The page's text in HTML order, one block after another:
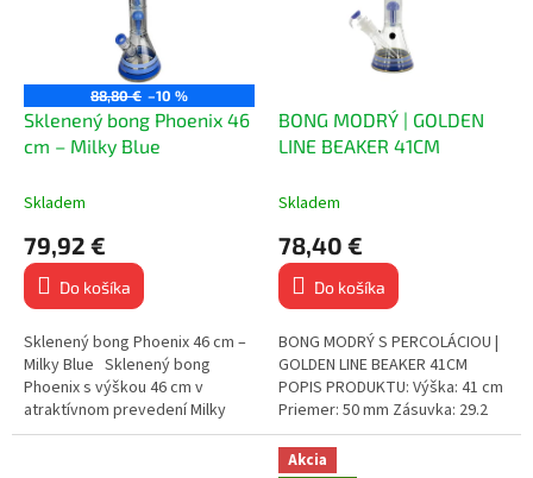
88,80 € –10 %
Sklenený bong Phoenix 46
cm – Milky Blue
Skladem
79,92 €
Do košíka
Sklenený bong Phoenix 46 cm –
Milky Blue Sklenený bong
Phoenix s výškou 46 cm v
atraktívnom prevedení Milky
Blue so zlatými detailmi spája
BONG MODRÝ | GOLDEN
LINE BEAKER 41CM
Skladem
78,40 €
Do košíka
BONG MODRÝ S PERCOLÁCIOU |
GOLDEN LINE BEAKER 41CM
POPIS PRODUKTU: Výška: 41 cm
Priemer: 50 mm Zásuvka: 29.2
mm Sklenený bong v tvare
beakera s perkoláciou...
Akcia